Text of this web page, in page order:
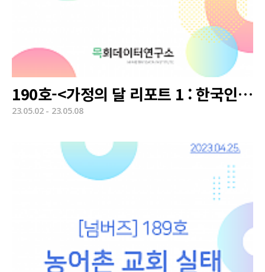
190호-<가정의 달 리포트 1 : 한국인의 결혼과 출산 의식>
23.05.02 - 23.05.08